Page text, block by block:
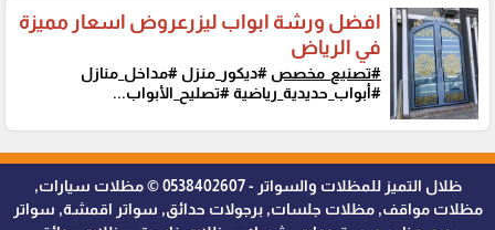
افضل ورشة ابواب ليزرعروض اسعار مميزة
في الرياض
#تصنيع_مخصص #ديكور_منزل #مداخل_منازل
#أبواب_حديدية_رياضية #تصليح_الأبواب...
ظلال التميز للمظلات والسواتر - 0538402607 © مظلات سيارات,
مظلات مواقف, مظلات جلسات, برجولات حدائق, سواتر اقمشة, سواتر